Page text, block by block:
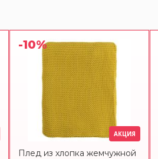
-10%
АКЦИЯ
Плед из хлопка жемчужной